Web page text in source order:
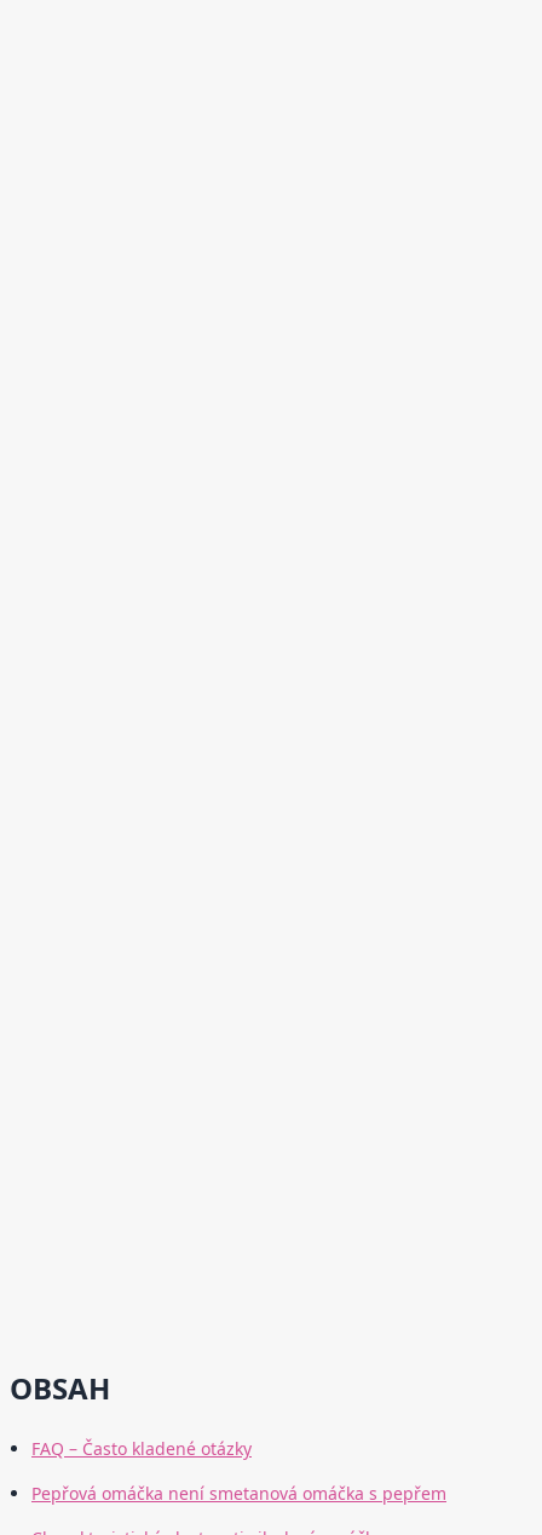
OBSAH
FAQ – Často kladené otázky
Pepřová omáčka není smetanová omáčka s pepřem